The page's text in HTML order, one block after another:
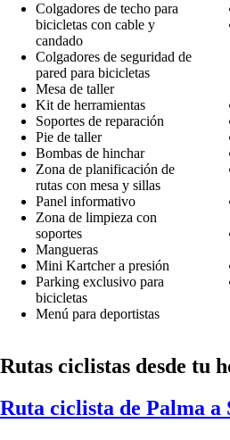
Colgadores de techo para
bicicletas con cable y
candado
Colgadores de seguridad de
pared para bicicletas
Mesa de taller
Kit de herramientas
Soportes de reparación
Pie de taller
Bombas de hinchar
Zona de planificación de
rutas con mesa y sillas
Panel informativo
Zona de limpieza con
soportes
Mangueras
Mini Kartcher a presión
Parking exclusivo para
bicicletas
Menú para deportistas
Rutas ciclistas desde tu
Ruta ciclista de Palma a